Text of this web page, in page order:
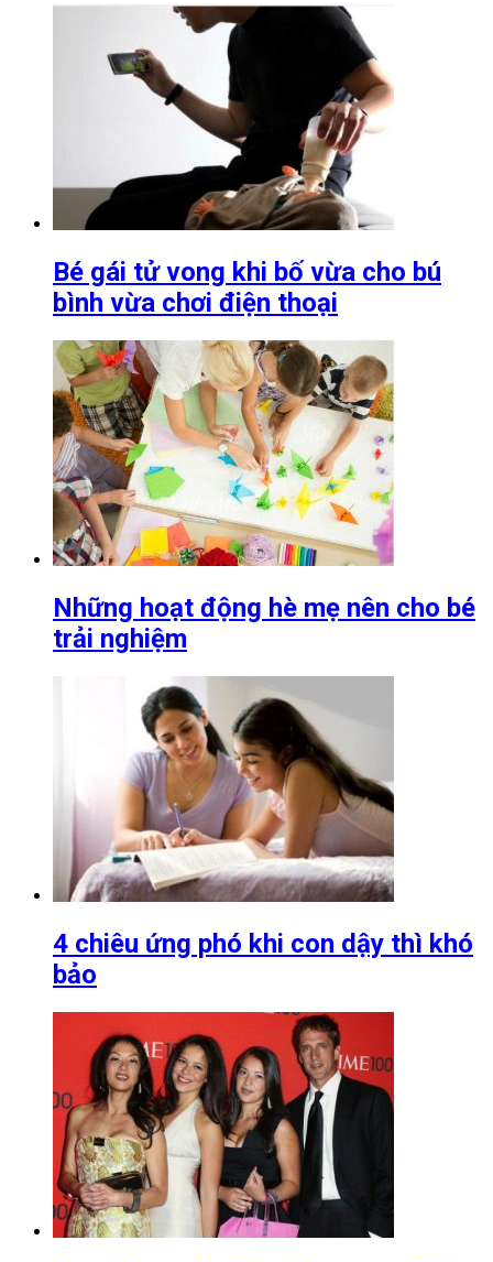
Bé gái tử vong khi bố vừa cho bú
bình vừa chơi điện thoại
Những hoạt động hè mẹ nên cho bé
trải nghiệm
4 chiêu ứng phó khi con dậy thì khó
bảo